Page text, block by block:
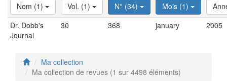
Nom (1) Vol. (1) N° (34) Mois (1)
Dr. Dobb's
Journal
30 368 january 2005
Ma collection
Ma collection de revues (1 sur 4498 éléments)